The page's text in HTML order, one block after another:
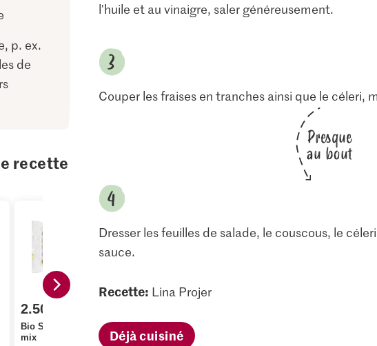
p. ex.
de
recette
2.50
Bio Salade de fleurs
mix
M-Classic Huile de
tournesol
l'huile et au vinaigre, saler généreusement.
Couper les fraises en tranches ainsi que le céleri,
Presque
au bout
Dresser les feuilles de salade, le couscous, le
sauce.
Recette: Lina Projer
Déjà cuisiné